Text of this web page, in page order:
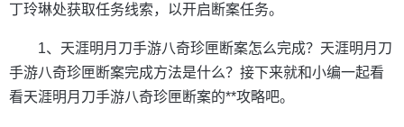
丁玲琳处获取任务线索，以开启断案任务。
1、天涯明月刀手游八奇珍匣断案怎么完成？天涯明月刀
手游八奇珍匣断案完成方法是什么？接下来就和小编一起看
看天涯明月刀手游八奇珍匣断案的**攻略吧。